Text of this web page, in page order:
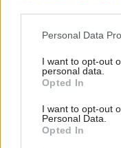
Please note that this
not limited to your
grant or deny
use your data for
consent section.
Personal Data
I want to opt-out
personal data.
Opted In
I want to opt-out
Personal Data.
Opted In
Nielen v detskej
plochy, ktoré
šetriť energiami
s trojsklom.